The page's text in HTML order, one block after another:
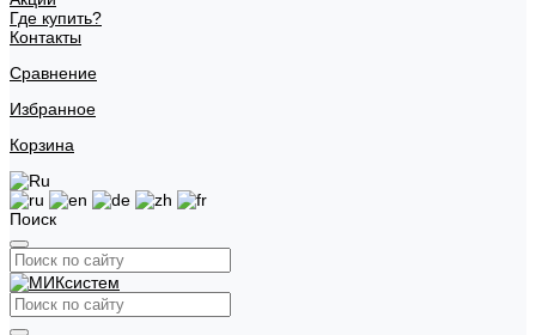
Где купить?
Контакты
Сравнение
Избранное
Корзина
Поиск